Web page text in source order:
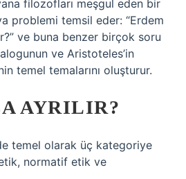
filozofları meşgul eden bir
problemi temsil eder: “Erdem
ve buna benzer birçok soru
ve Aristoteles’in
temel temalarını oluşturur.
AYRILIR?
temel olarak üç kategoriye
normatif etik ve